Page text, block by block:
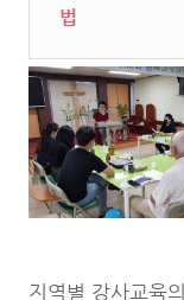
법
지역별 강사교육